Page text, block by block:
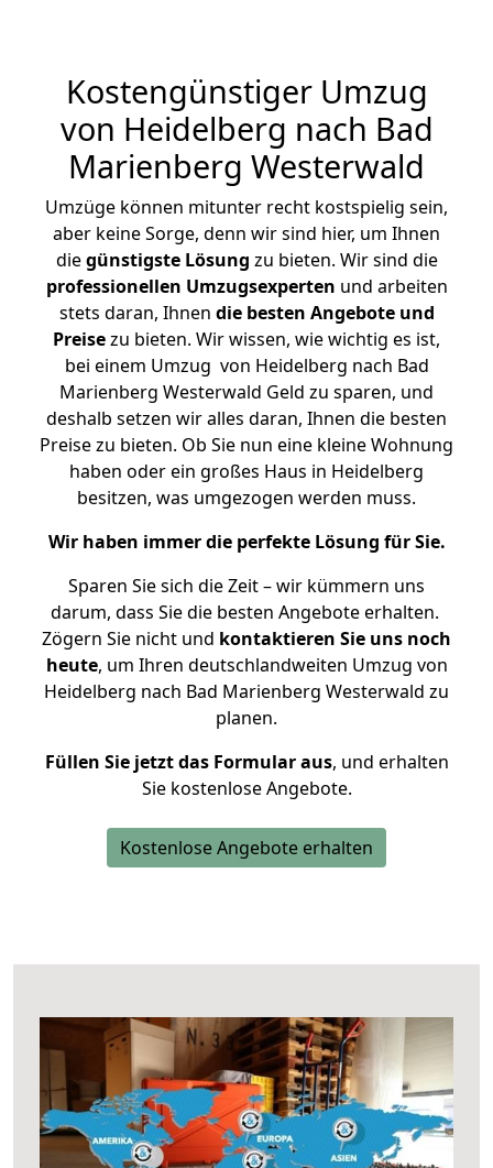
Kostengünstiger Umzug
von Heidelberg nach Bad
Marienberg Westerwald
Umzüge können mitunter recht kostspielig sein,
aber keine Sorge, denn wir sind hier, um Ihnen
diegünstigste Lösung zu bieten. Wir sind die
professionellen Umzugsexperten und arbeiten
stets daran, Ihnen die besten Angebote und
Preisezu bieten. Wir wissen, wie wichtig es ist,
bei einem Umzug von Heidelberg nach Bad
Marienberg Westerwald Geld zu sparen, und
deshalb setzen wir alles daran, Ihnen die besten
Preise zu bieten. Ob Sie nun eine kleine Wohnung
haben oder ein großes Haus in Heidelberg
besitzen, was umgezogen werden muss.
Wir haben immer die perfekte Lösung für Sie.
Sparen Sie sich die Zeit – wir kümmern uns
darum, dass Sie die besten Angebote erhalten.
Zögern Sie nicht und kontaktieren Sie uns noch
heute, um Ihren deutschlandweiten Umzug von
Heidelberg nach Bad Marienberg Westerwald zu
planen.
Füllen Sie jetzt das Formular aus, und erhalten
Sie kostenlose Angebote.
Kostenlose Angebote erhalten